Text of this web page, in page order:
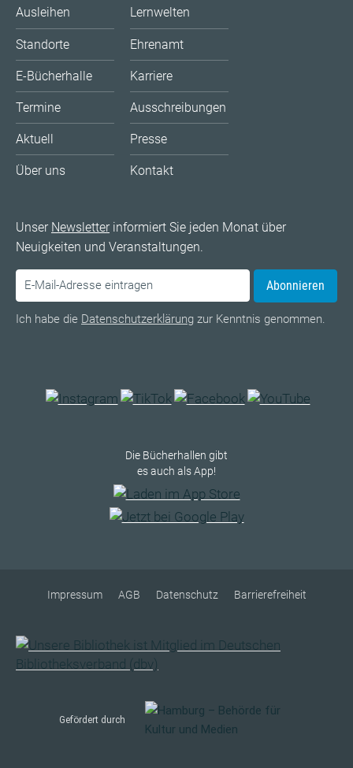
Ausleihen
Standorte
E-Bücherhalle
Termine
Aktuell
Über uns
Lernwelten
Ehrenamt
Karriere
Ausschreibungen
Presse
Kontakt
Unser Newsletterinformiert Sie jeden Monat über
Neuigkeiten und Veranstaltungen.
Abonnieren
Ich habe die Datenschutzerklärung zur Kenntnis genommen.
Die Bücherhallen gibt
es auch als App!
Impressum AGB Datenschutz Barrierefreiheit
Gefördert durch